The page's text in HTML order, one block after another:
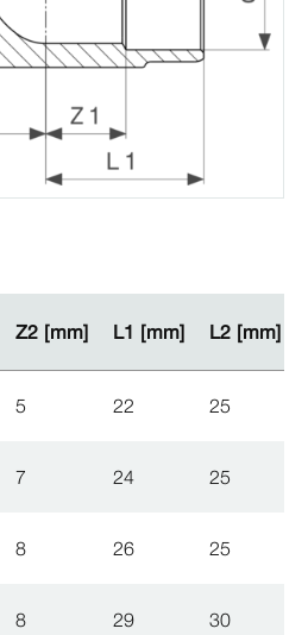
Z2 [mm] L1 [mm] L2 [mm]
Z2 [mm] L1 [mm] L2 [mm]
5 22 25
7 24 25
8 26 25
8 29 30